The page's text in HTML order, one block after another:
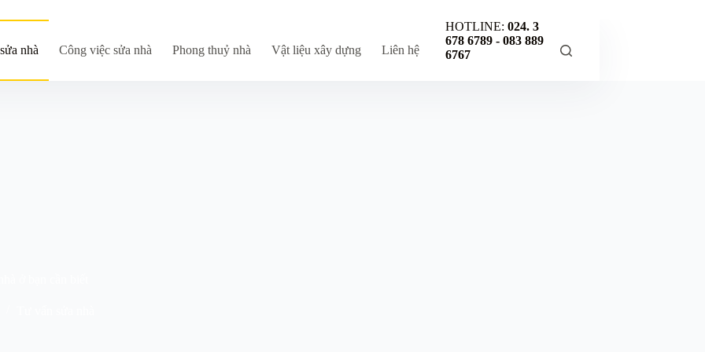
nhà Công việc sửa nhà Phong thuỷ nhà Vật liệu xây dựng Liên hệ
HOTLINE:024. 3
678 6789 -083 889
6767